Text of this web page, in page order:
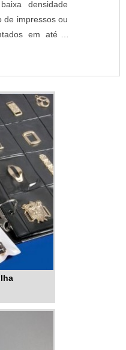
densidade
de impressos ou
em até 6
a muito tempo
protegem
e altamente
sistema de